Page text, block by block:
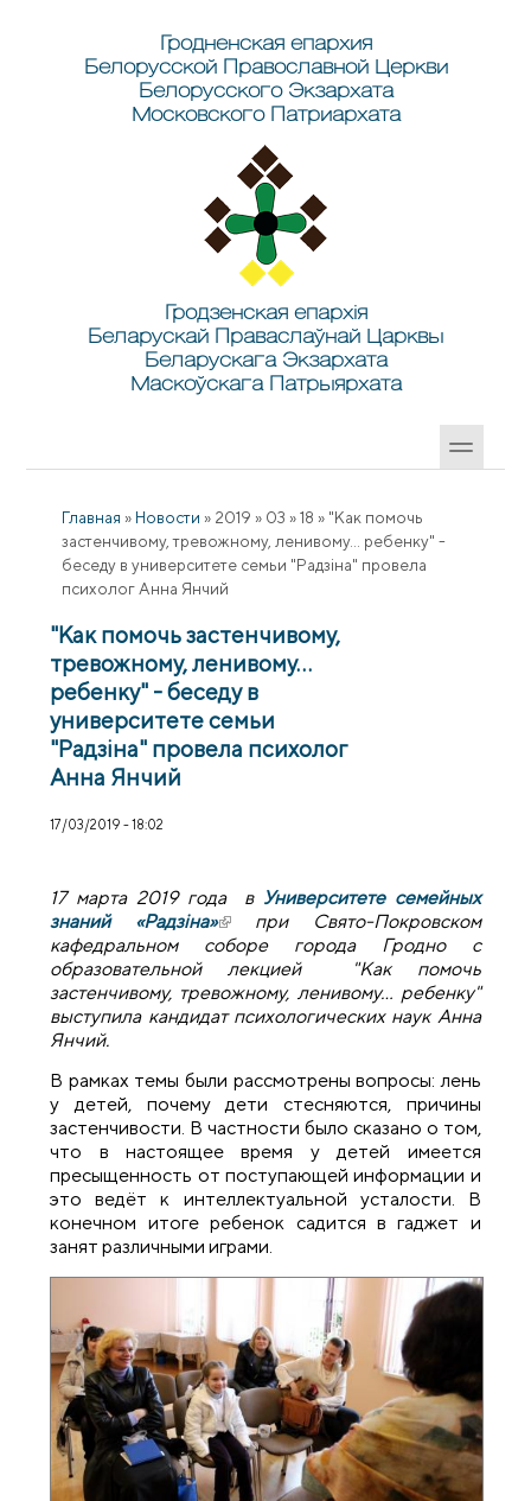
Гродненская епархия
Белорусской Православной Церкви
Белорусского Экзархата
Московского Патриархата
Гродзенская епархія
Беларускай Праваслаўнай Царквы
Беларускага Экзархата
Маскоўскага Патрыярхата
Главная » Новости » 2019 » 03 » 18 » "Как помочь
застенчивому, тревожному, ленивому… ребенку" -
беседу в университете семьи "Радзіна" провела
психолог Анна Янчий
"Как помочь застенчивому,
тревожному, ленивому…
ребенку" - беседу в
университете семьи
"Радзіна" провела психолог
Анна Янчий
17/03/2019 - 18:02
17 марта 2019 года в Университете семейных
знаний «Радзіна»(внешняя ссылка)
при Свято-Покровском
кафедральном соборе города Гродно c
образовательной лекцией "Как помочь
застенчивому, тревожному, ленивому… ребенку"
выступила кандидат психологических наук Анна
Янчий.
В рамках темы были рассмотрены вопросы: лень
у детей, почему дети стесняются, причины
застенчивости. В частности было сказано о том,
что в настоящее время у детей имеется
пресыщенность от поступающей информации и
это ведёт к интеллектуальной усталости. В
конечном итоге ребенок садится в гаджет и
занят различными играми.